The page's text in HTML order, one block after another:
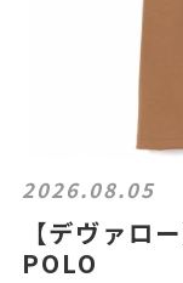
2026.08.05
【デヴァロ
POLO